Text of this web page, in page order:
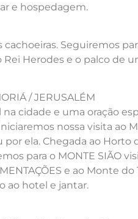
e hospedagem.
Seguiremos
Herodes e o palco de
/ JERUSALÉM
cidade e uma oração
nossa visita ao
ela. Chegada ao
para o MONTE SIÃO
e ao Monte
ao hotel e jantar.